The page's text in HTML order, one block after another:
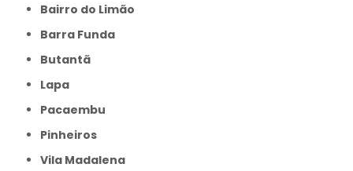
Bairro do Limão
Barra Funda
Butantã
Lapa
Pacaembu
Pinheiros
Vila Madalena